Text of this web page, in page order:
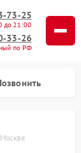
73-25
до 21:00
33-26
по РФ